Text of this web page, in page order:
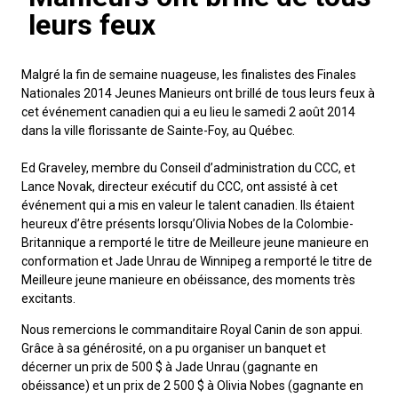
Chiens de berger
Bouvier australien
Kelpie australien
Berger australien
Bouvier australien courte queue
Beauceron
Lévrier afghan
Azawakh
Basenji
Basset Hound
Chien de St-Hubert
Chiens de compagnie
Chien esquimau américain (miniature)
Chien esquimau américain (standard)
Bichon frisé
Bouledogue anglais
Chiens de sport
Barbet
Braque français (Gascogne)
Braque d'Auvergne
Terriers
Terrier airedale
Terrier américain du Staffordshire
Chiens nains
Chien esquimau américain (nain)
Akita
Je veux devenir évaluateur
Organiser un test CGN
Nutrition
Toilettage
Chien égaré
Informations sur l'éducation
FAQ
Profilage d'ADN
Éducation des éleveurs
Soutien à la communauté des éleveurs
Stratégies en matière de santé des races
Programme d'ADN
Ressources éducatives
CONDITIONS D’ADMISSIBILITÉ
Groupe 1 - Chiens de sport
Groupe 2 - Lévriers et chiens courants
Groupe 4 - Terriers
Programme de soutien aux éleveurs de Trupanion
Inscription à la Puppy List
Bureau des commandes
L’Exposition du championnat national du CCC 2026
Agilité
Concours sur le terrain pour beagles
Programme Bon voisin canin du CCC
Programme de poursuite sur leurre
Épreuve de chien de trait
Calendrier - événements
CanuckDogs.com
Procédure pour enregistrer un chien au CCC
Procédure pour un numéro d’inscription à l’événement
Répertoire des juges
Top Dogs 2025
Assemblée générale annuelle du CCC
Formulaires
Adhésion au CCC
Sociétés affiliées
Royal Canin
BFL Canada
Dodge
Adhésion au CCC
Jeunes manieurs
M9C 5K6
9 h à 17 h
HNE
1-855-880-6237
Bureau des commandes
1-800-250-8040
orderdesk@ckc.ca
FAQ
Quand puis-je m'attendre à recevoir une version PDF de mon
leurs feux
Malgré la fin de semaine nuageuse, les finalistes des Finales
Nationales 2014 Jeunes Manieurs ont brillé de tous leurs feux à
cet événement canadien qui a eu lieu le samedi 2 août 2014
dans la ville florissante de Sainte-Foy, au Québec.
Ed Graveley, membre du Conseil d’administration du CCC, et
Lance Novak, directeur exécutif du CCC, ont assisté à cet
événement qui a mis en valeur le talent canadien. Ils étaient
heureux d’être présents lorsqu’Olivia Nobes de la Colombie-
Britannique a remporté le titre de Meilleure jeune manieure en
conformation et Jade Unrau de Winnipeg a remporté le titre de
Meilleure jeune manieure en obéissance, des moments très
excitants.
Nous remercions le commanditaire Royal Canin de son appui.
Grâce à sa générosité, on a pu organiser un banquet et
décerner un prix de 500 $ à Jade Unrau (gagnante en
obéissance) et un prix de 2 500 $ à Olivia Nobes (gagnante en